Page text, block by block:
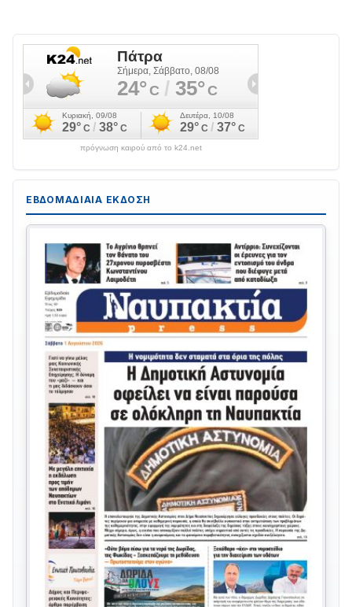
πρόγνωση καιρού από το k24.net